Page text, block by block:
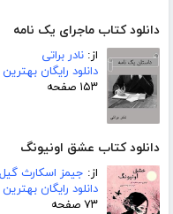
دانلود کتاب ماجرای یک نامه
از: نادر براتی
دانلود رایگان
۱۵۳ صفحه
دانلود کتاب عشق اونیونگ
از: جیمز اسکارث گیل
دانلود رایگان
۷۳ صفحه